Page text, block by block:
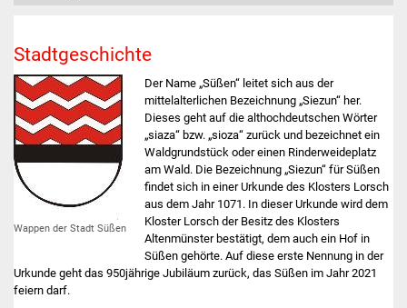
Formulare
Bürgerinfos
Bildung
Schulen
Kindergärten
Stadtgeschichte
Wappen der Stadt Süßen
Der Name „Süßen“ leitet sich aus der
mittelalterlichen Bezeichnung „Siezun“ her.
Dieses geht auf die althochdeutschen Wörter
„siaza“ bzw. „sioza“ zurück und bezeichnet ein
Waldgrundstück oder einen Rinderweideplatz
am Wald. Die Bezeichnung „Siezun“ für Süßen
findet sich in einer Urkunde des Klosters Lorsch
aus dem Jahr 1071. In dieser Urkunde wird dem
Kloster Lorsch der Besitz des Klosters
Altenmünster bestätigt, dem auch ein Hof in
Süßen gehörte. Auf diese erste Nennung in der
Urkunde geht das 950jährige Jubiläum zurück, das Süßen im Jahr 2021
feiern darf.